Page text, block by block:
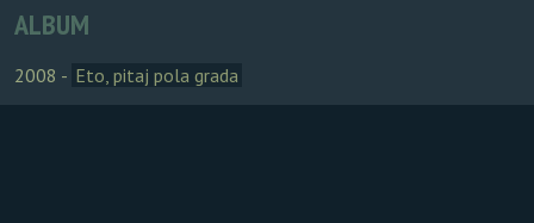
ALBUM
2008 - Eto, pitaj pola grada